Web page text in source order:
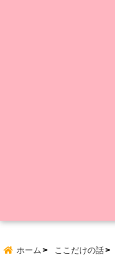
ホーム ここだけの話